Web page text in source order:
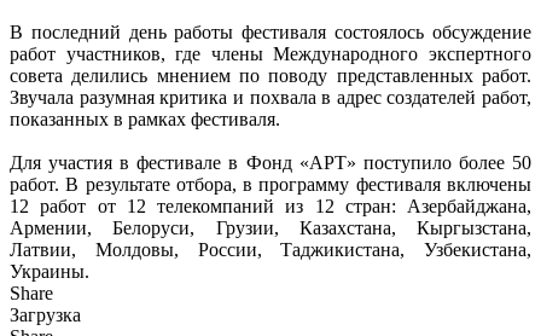
В последний день работы фестиваля состоялось обсуждение
работ участников, где члены Международного экспертного
совета делились мнением по поводу представленных работ.
Звучала разумная критика и похвала в адрес создателей работ,
показанных в рамках фестиваля.
Для участия в фестивале в Фонд «АРТ» поступило более 50
работ. В результате отбора, в программу фестиваля включены
12 работ от 12 телекомпаний из 12 стран: Азербайджана,
Армении, Белоруси, Грузии, Казахстана, Кыргызстана,
Латвии, Молдовы, России, Таджикистана, Узбекистана,
Украины.
Share
Загрузка